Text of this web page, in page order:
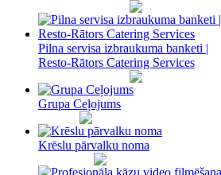
Pilna servisa izbraukuma banketi |
Resto-Rātors Catering Services
Grupa Ceļojums
Krēslu pārvalku noma